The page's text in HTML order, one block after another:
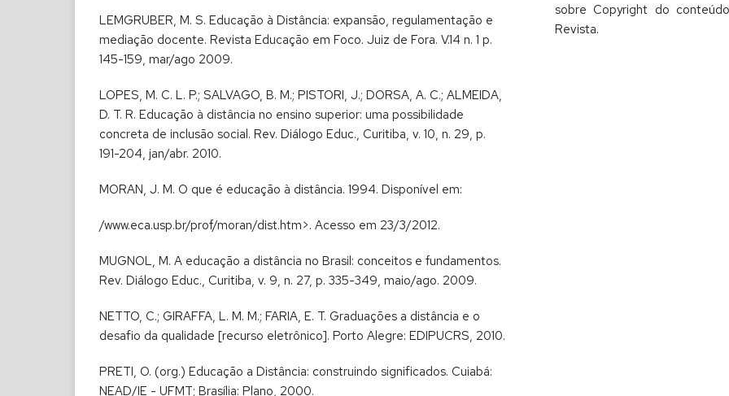
LEMGRUBER, M. S. Educação à Distância: expansão, regulamentação e
mediação docente. Revista Educação em Foco. Juiz de Fora. V.14 n. 1 p.
145-159, mar/ago 2009.
LOPES, M. C. L. P.; SALVAGO, B. M.; PISTORI, J.; DORSA, A. C.; ALMEIDA,
D. T. R. Educação à distância no ensino superior: uma possibilidade
concreta de inclusão social. Rev. Diálogo Educ., Curitiba, v. 10, n. 29, p.
191-204, jan/abr. 2010.
MORAN, J. M. O que é educação à distância. 1994. Disponível em:
/www.eca.usp.br/prof/moran/dist.htm>. Acesso em 23/3/2012.
MUGNOL, M. A educação a distância no Brasil: conceitos e fundamentos.
Rev. Diálogo Educ., Curitiba, v. 9, n. 27, p. 335-349, maio/ago. 2009.
NETTO, C.; GIRAFFA, L. M. M.; FARIA, E. T. Graduações a distância e o
desafio da qualidade [recurso eletrônico]. Porto Alegre: EDIPUCRS, 2010.
PRETI, O. (org.) Educação a Distância: construindo significados. Cuiabá:
NEAD/IE - UFMT; Brasília: Plano, 2000.
sobre Copyright do
Revista.